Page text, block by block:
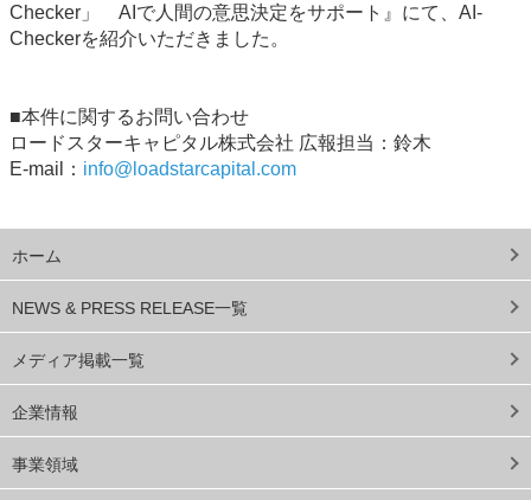
ホーム
NEWS & PRESS RELEASE一覧
メディア掲載一覧
企業情報
事業領域
Checker」 AIで人間の意思決定をサポート』にて、AI-
Checkerを紹介いただきました。
■本件に関するお問い合わせ
ロードスターキャピタル株式会社 広報担当：鈴木
E-mail： info@loadstarcapital.com